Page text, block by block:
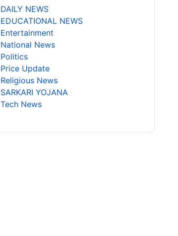
DAILY NEWS
EDUCATIONAL NEWS
Entertainment
National News
Politics
Price Update
Religious News
SARKARI YOJANA
Tech News